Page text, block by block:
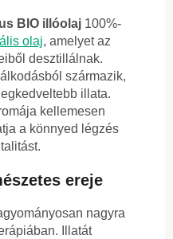
BIO illóolaj 100%-
olaj, amelyet az
desztillálnak.
származik,
illata.
kellemesen
a könnyed légzés
ereje
nagyra
Illatát